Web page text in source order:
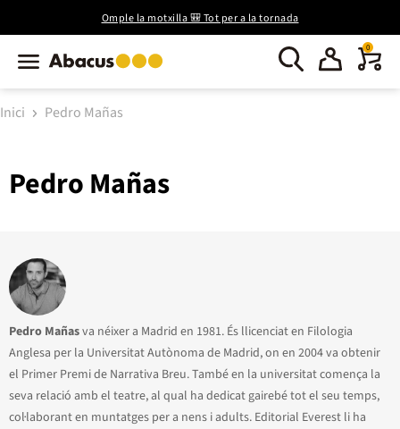
Omple la motxilla 🎒 Tot per a la tornada
0
Inici Pedro Mañas
Pedro Mañas
Pedro Mañasva néixer a Madrid en 1981. És llicenciat en Filologia
Anglesa per la Universitat Autònoma de Madrid, on en 2004 va obtenir
el Primer Premi de Narrativa Breu. També en la universitat comença la
seva relació amb el teatre, al qual ha dedicat gairebé tot el seu temps,
col·laborant en muntatges per a nens i adults. Editorial Everest li ha